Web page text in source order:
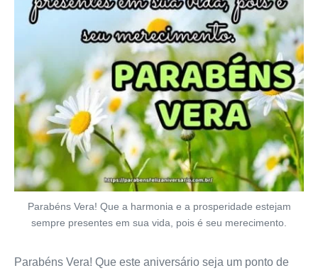
Parabéns Vera! Que a harmonia e a prosperidade estejam
sempre presentes em sua vida, pois é seu merecimento.
Parabéns Vera! Que este aniversário seja um ponto de